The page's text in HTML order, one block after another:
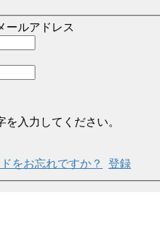
ールアドレス
を入力してください。
をお忘れですか？ 登録